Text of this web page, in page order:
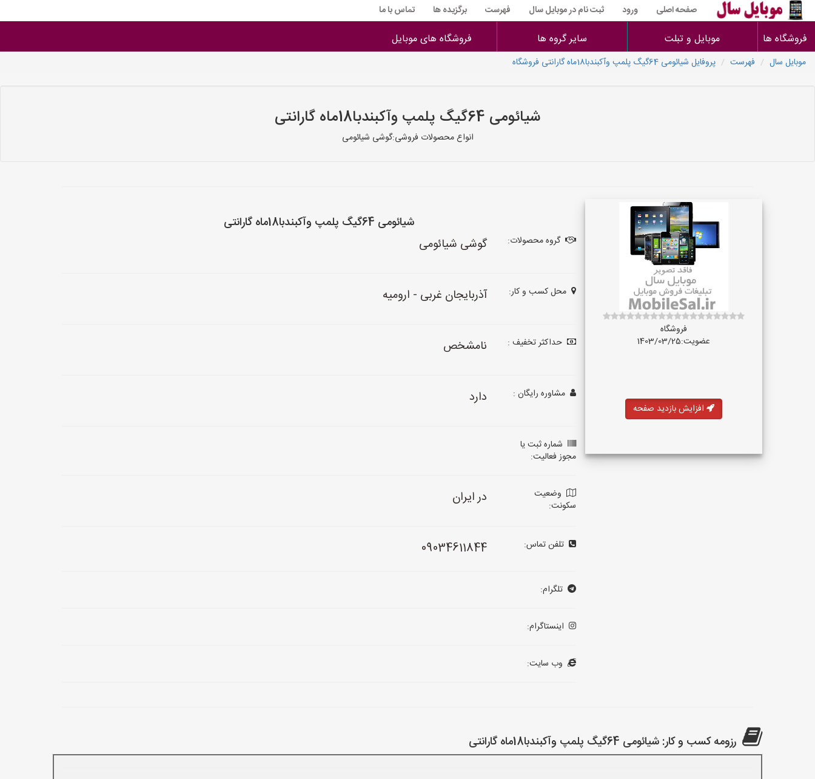
صفحه اصلی ورود ثبت نام در موبایل سال فهرست برگزیده ها تماس با ما
فروشگاه ها موبایل و تبلت سایر گروه ها فروشگاه های موبایل
موبایل سال فهرست پروفایل شیائومی 64گیگ پلمپ وآکبندبا18ماه گارانتی فروشگاه
شیائومی 64گیگ پلمپ وآکبندبا18ماه گارانتی
انواع محصولات فروشی:گوشی شیائومی
فروشگاه
عضویت:1403/03/25
افزایش بازدید صفحه
شیائومی 64گیگ پلمپ وآکبندبا18ماه گارانتی
گروه محصولات: گوشی شیائومی
محل کسب و کار: آذربایجان غربی - ارومیه
حداکثر تخفیف : نامشخص
مشاوره رایگان : دارد
شماره ثبت یا
مجوز فعالیت:
وضعیت
سکونت:
در ایران
تلفن تماس: 09034611844
تلگرام:
اینستاگرام:
وب سایت:
رزومه کسب و کار: شیائومی 64گیگ پلمپ وآکبندبا18ماه گارانتی